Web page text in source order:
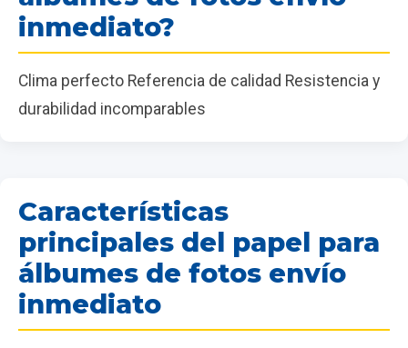
inmediato?
Clima perfecto Referencia de calidad Resistencia y
durabilidad incomparables
Características
principales del papel para
álbumes de fotos envío
inmediato